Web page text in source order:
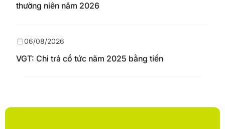
thường niên năm 2026
VGT: Chi trả cổ tức năm 2025 bằng tiền
06/08/2026